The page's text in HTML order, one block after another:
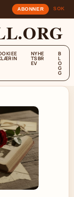
ABONNER SOK
NYHE
TSBR
EV
B
L
O
G
G